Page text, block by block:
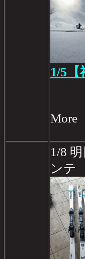
1/5【
1/8
ンテ